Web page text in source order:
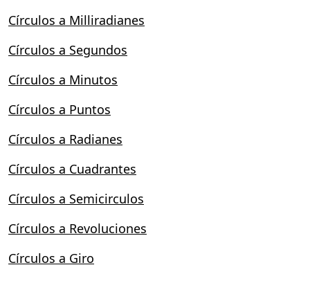
Círculos a Milliradianes
Círculos a Segundos
Círculos a Minutos
Círculos a Puntos
Círculos a Radianes
Círculos a Cuadrantes
Círculos a Semicirculos
Círculos a Revoluciones
Círculos a Giro